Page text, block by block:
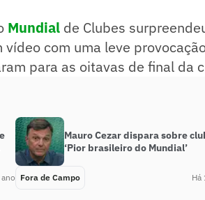
Mundial de Clubes
com uma leve
para as oitavas de final da
ano
Mauro Cezar dispara sobre
‘Pior brasileiro do Mundial’
Fora de Campo Há